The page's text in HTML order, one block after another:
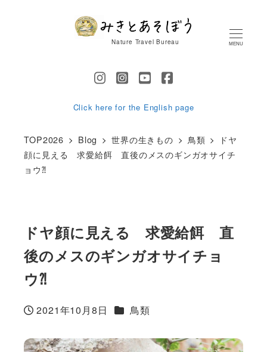
Nature Travel Bureau MENU
Click here for the English page
TOP2026 Blog 世界の生きもの 鳥類
ドヤ
顔に見える 求愛給餌 直後のメスのギンガオサイチ
ョウ⁈
ドヤ顔に見える 求愛給餌 直
後のメスのギンガオサイチョ
ウ⁈
投稿日
2021年10月8日 カテゴリー
鳥類